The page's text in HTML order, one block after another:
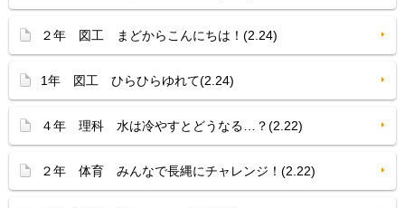
２年 図工 まどからこんにちは！(2.24)
1年 図工 ひらひらゆれて(2.24)
４年 理科 水は冷やすとどうなる…？(2.22)
２年 体育 みんなで長縄にチャレンジ！(2.22)